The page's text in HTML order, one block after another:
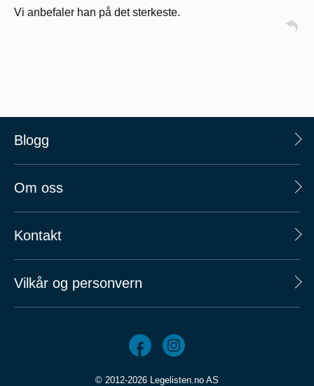
Vi anbefaler han på det sterkeste.
Blogg
Om oss
Kontakt
Vilkår og personvern
© 2012-2026 Legelisten.no AS